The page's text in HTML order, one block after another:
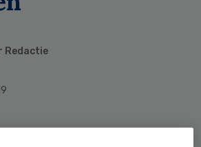
Redactie